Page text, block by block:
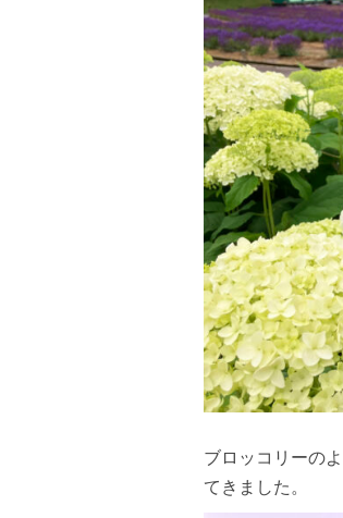
ブロッコリーの
てきました。